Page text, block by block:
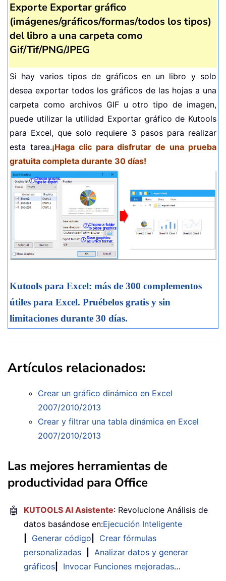
Exporte Exportar gráfico
(imágenes/gráficos/formas/todos los tipos)
del libro a una carpeta como
Gif/Tif/PNG/JPEG
Si hay varios tipos de gráficos en un libro y solo
desea exportar todos los gráficos de las hojas a una
carpeta como archivos GIF u otro tipo de imagen,
puede utilizar la utilidad Exportar gráfico de Kutools
para Excel, que solo requiere 3 pasos para realizar
esta tarea.¡Haga clic para disfrutar de una prueba
gratuita completa durante 30 días!
Kutools para Excel: más de 300 complementos
útiles para Excel. Pruébelos gratis y sin
limitaciones durante 30 días.
Artículos relacionados:
Crear un gráfico dinámico en Excel
2007/2010/2013
Crear y filtrar una tabla dinámica en Excel
2007/2010/2013
Las mejores herramientas de
productividad para Office
🤖 KUTOOLS AI Asistente: Revolucione Análisis de
datos basándose en:Ejecución Inteligente
Generar código
Crear fórmulas
personalizadas
Analizar datos y generar
gráficos
Invocar Funciones mejoradas…